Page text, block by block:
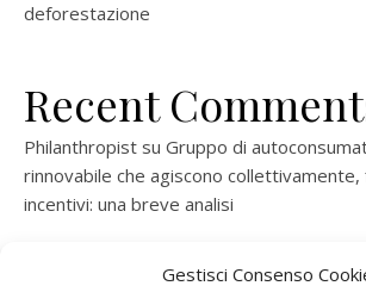
Gestisci Consenso
deforestazione
Recent
Philanthropist su Gruppo di
rinnovabile che agiscono collettivamente,
incentivi: una breve analisi
rinnovabile che agiscono collettivamente,